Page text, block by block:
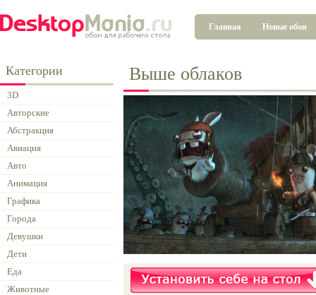
Главная Новые обои
Категории
3D
Авторские
Абстракция
Авиация
Авто
Анимация
Графика
Города
Девушки
Дети
Еда
Животные
Выше облаков